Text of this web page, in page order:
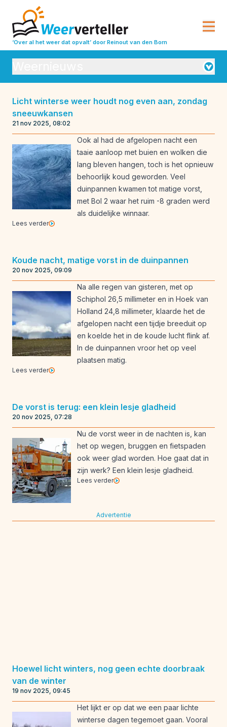
‘Over al het weer dat opvalt’ door Reinout van den Born
Seizoensverwachtingen
Weeranalyse
Weerbeleving
Weeroverzichten
Weerrecords
Weersverwachting
Weeruitleg
Weerverleden
Licht winterse weer houdt nog even aan, zondag
sneeuwkansen
21 nov 2025, 08:02
Ook al had de afgelopen nacht een
taaie aanloop met buien en wolken die
lang bleven hangen, toch is het opnieuw
behoorlijk koud geworden. Veel
duinpannen kwamen tot matige vorst,
met Bol 2 waar het ruim -8 graden werd
als duidelijke winnaar.
Lees verder
Koude nacht, matige vorst in de duinpannen
20 nov 2025, 09:09
Na alle regen van gisteren, met op
Schiphol 26,5 millimeter en in Hoek van
Holland 24,8 millimeter, klaarde het de
afgelopen nacht een tijdje breeduit op
en koelde het in de koude lucht flink af.
In de duinpannen vroor het op veel
plaatsen matig.
Lees verder
De vorst is terug: een klein lesje gladheid
20 nov 2025, 07:28
Nu de vorst weer in de nachten is, kan
het op wegen, bruggen en fietspaden
ook weer glad worden. Hoe gaat dat in
zijn werk? Een klein lesje gladheid.
Lees verder
Advertentie
Hoewel licht winters, nog geen echte doorbraak
van de winter
19 nov 2025, 09:45
Het lijkt er op dat we een paar lichte
winterse dagen tegemoet gaan. Vooral